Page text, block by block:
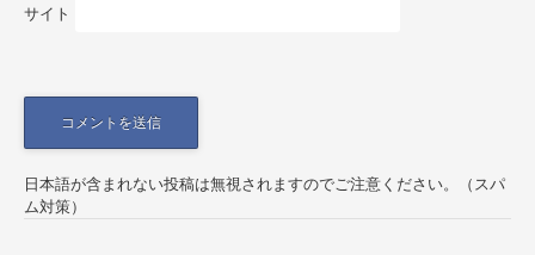
サイト
日本語が含まれない投稿は無視されますのでご注意ください。（スパ
ム対策）